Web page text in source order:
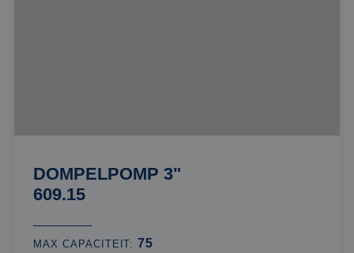
DOMPELPOMP 3"
609.15
MAX CAPACITEIT: 75